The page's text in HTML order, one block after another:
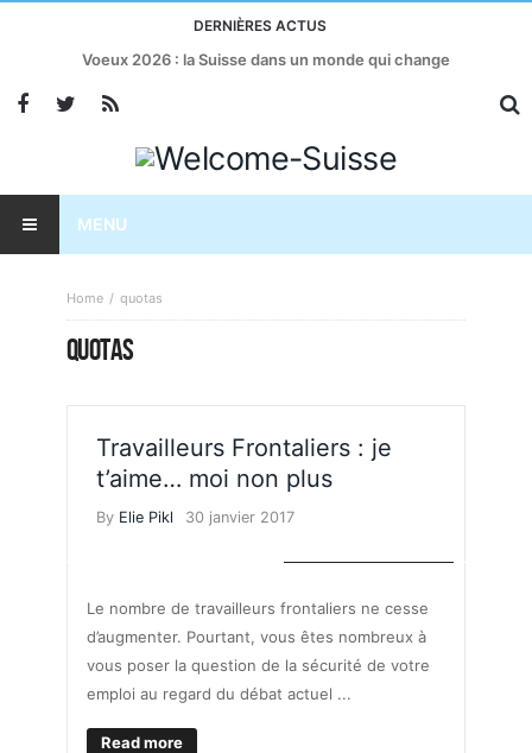
DERNIÈRES ACTUS
Voeux 2026 : la Suisse dans un monde qui change
MENU
Home quotas
QUOTAS
Travailleurs Frontaliers : je
t’aime… moi non plus
By Elie Pikl 30 janvier 2017
Le nombre de travailleurs frontaliers ne cesse
d’augmenter. Pourtant, vous êtes nombreux à
vous poser la question de la sécurité de votre
emploi au regard du débat actuel ...
Read more